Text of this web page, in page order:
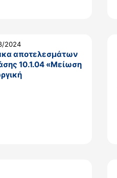
2024
αποτελεσμάτων
10.1.04 «Μείωση